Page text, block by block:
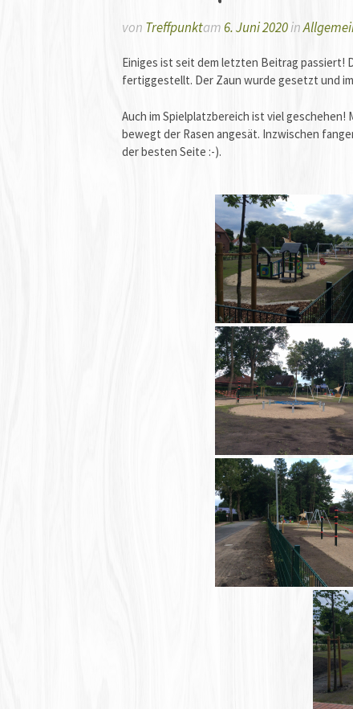
von Treffpunktam6. Juni 2020in
Einiges ist seit dem letzten Beitrag passiert!
fertiggestellt. Der Zaun wurde gesetzt und
Auch im Spielplatzbereich ist viel geschehen!
bewegt der Rasen angesät. Inzwischen
der besten Seite :-).